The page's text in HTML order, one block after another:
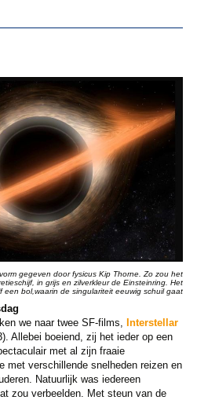
gegeven door fysicus Kip Thorne. Zo zou het
in grijs en zilverkleur de Einsteinring. Het
een bol,waarin de singulariteit eeuwig schuil gaat
we naar twee SF-films,
Interstellar
Allebei boeiend, zij het ieder op een
met al zijn fraaie
met verschillende snelheden reizen en
Natuurlijk was iedereen
zou verbeelden. Met steun van de